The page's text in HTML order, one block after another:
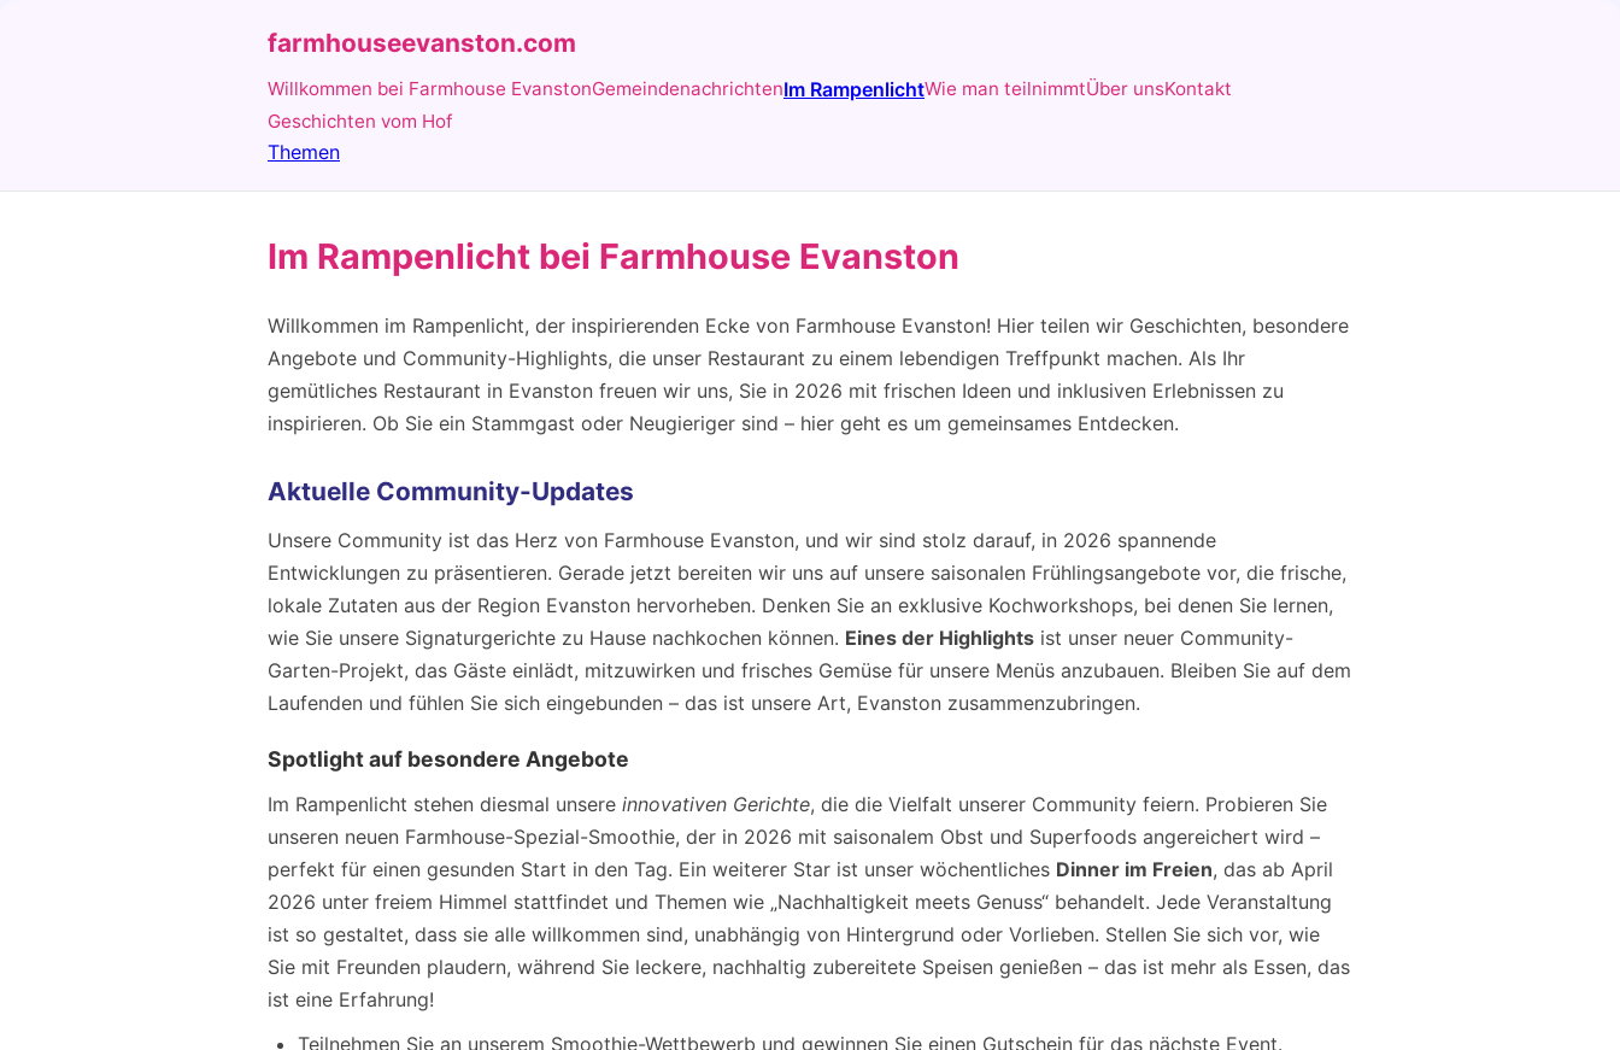
farmhouseevanston.com
Willkommen bei Farmhouse EvanstonGemeindenachrichtenIm RampenlichtWie man teilnimmtÜber unsKontakt
Geschichten vom Hof
Themen
Im Rampenlicht bei Farmhouse Evanston
Willkommen im Rampenlicht, der inspirierenden Ecke von Farmhouse Evanston! Hier teilen wir Geschichten, besondere
Angebote und Community-Highlights, die unser Restaurant zu einem lebendigen Treffpunkt machen. Als Ihr
gemütliches Restaurant in Evanston freuen wir uns, Sie in 2026 mit frischen Ideen und inklusiven Erlebnissen zu
inspirieren. Ob Sie ein Stammgast oder Neugieriger sind – hier geht es um gemeinsames Entdecken.
Aktuelle Community-Updates
Unsere Community ist das Herz von Farmhouse Evanston, und wir sind stolz darauf, in 2026 spannende
Entwicklungen zu präsentieren. Gerade jetzt bereiten wir uns auf unsere saisonalen Frühlingsangebote vor, die frische,
lokale Zutaten aus der Region Evanston hervorheben. Denken Sie an exklusive Kochworkshops, bei denen Sie lernen,
wie Sie unsere Signaturgerichte zu Hause nachkochen können. Eines der Highlights ist unser neuer Community-
Garten-Projekt, das Gäste einlädt, mitzuwirken und frisches Gemüse für unsere Menüs anzubauen. Bleiben Sie auf dem
Laufenden und fühlen Sie sich eingebunden – das ist unsere Art, Evanston zusammenzubringen.
Spotlight auf besondere Angebote
Im Rampenlicht stehen diesmal unsere innovativen Gerichte, die die Vielfalt unserer Community feiern. Probieren Sie
unseren neuen Farmhouse-Spezial-Smoothie, der in 2026 mit saisonalem Obst und Superfoods angereichert wird –
perfekt für einen gesunden Start in den Tag. Ein weiterer Star ist unser wöchentliches Dinner im Freien, das ab April
2026 unter freiem Himmel stattfindet und Themen wie „Nachhaltigkeit meets Genuss“ behandelt. Jede Veranstaltung
ist so gestaltet, dass sie alle willkommen sind, unabhängig von Hintergrund oder Vorlieben. Stellen Sie sich vor, wie
Sie mit Freunden plaudern, während Sie leckere, nachhaltig zubereitete Speisen genießen – das ist mehr als Essen, das
ist eine Erfahrung!
Teilnehmen Sie an unserem Smoothie-Wettbewerb und gewinnen Sie einen Gutschein für das nächste Event.